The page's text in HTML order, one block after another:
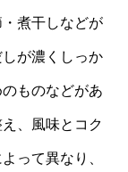
煮干しなどが
が濃くしっか
ものなどがあ
、風味とコク
って異なり、